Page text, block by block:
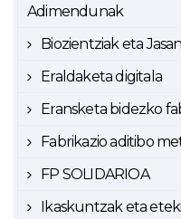
Adimendunak
Biozientziak eta
Eraldaketa digitala
Eransketa bidezko
Fabrikazio aditibo
FP SOLIDARIOA
Ikaskuntzak eta